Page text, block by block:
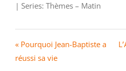
| Series: Thèmes – Matin
« Pourquoi Jean-Baptiste a
réussi sa vie